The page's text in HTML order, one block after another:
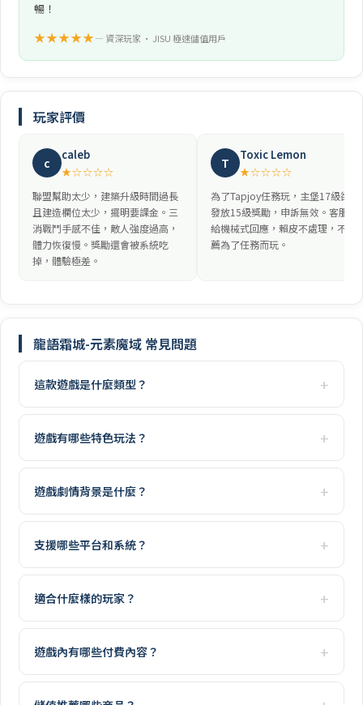
暢！
★★★★★— 資深玩家 • JISU 極速儲值用戶
玩家評價
c caleb
★☆☆☆☆
聯盟幫助太少，建築升級時間過長
且建造欄位太少，擺明要課金。三
消戰鬥手感不佳，敵人強度過高，
體力恢復慢。獎勵還會被系統吃
掉，體驗極差。
T Toxic Lemon
★☆☆☆☆
為了Tapjoy任務玩，主堡17級卻未
發放15級獎勵，申訴無效。客服只
給機械式回應，賴皮不處理，不推
薦為了任務而玩。
龍語霜城-元素魔域 常見問題
這款遊戲是什麼類型？
遊戲有哪些特色玩法？
遊戲劇情背景是什麼？
支援哪些平台和系統？
適合什麼樣的玩家？
遊戲內有哪些付費內容？